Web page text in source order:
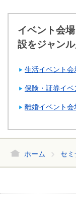
イベント会
設をジャン
生活イベント会
保険・証券イベ
離婚イベント会
ホーム セ